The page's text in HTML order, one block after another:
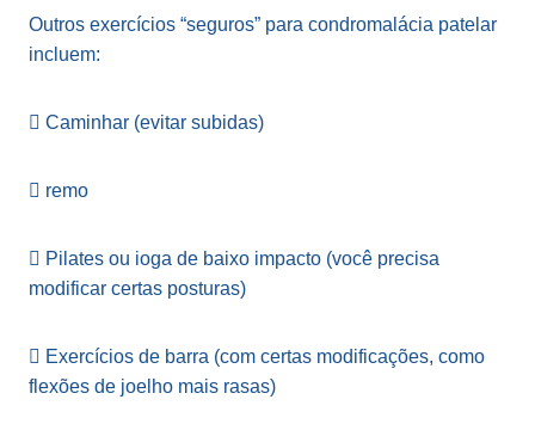
Outros exercícios “seguros” para condromalácia patelar
incluem:
 Caminhar (evitar subidas)
 remo
 Pilates ou ioga de baixo impacto (você precisa
modificar certas posturas)
 Exercícios de barra (com certas modificações, como
flexões de joelho mais rasas)